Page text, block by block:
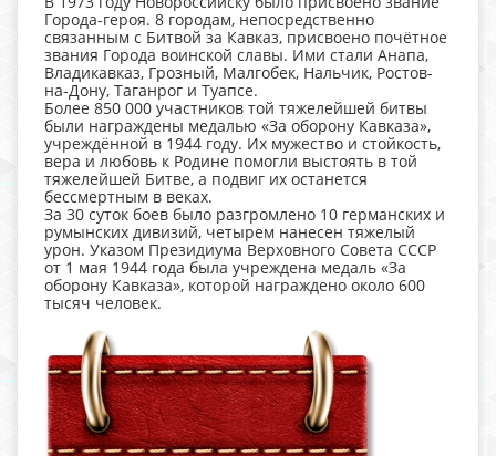
Города-героя. 8 городам, непосредственно
связанным с Битвой за Кавказ, присвоено почётное
звания Города воинской славы. Ими стали Анапа,
Владикавказ, Грозный, Малгобек, Нальчик, Ростов-
на-Дону, Таганрог и Туапсе.
Более 850 000 участников той тяжелейшей битвы
были награждены медалью «За оборону Кавказа»,
учреждённой в 1944 году. Их мужество и стойкость,
вера и любовь к Родине помогли выстоять в той
тяжелейшей Битве, а подвиг их останется
бессмертным в веках.
За 30 суток боев было разгромлено 10 германских и
румынских дивизий, четырем нанесен тяжелый
урон. Указом Президиума Верховного Совета СССР
от 1 мая 1944 года была учреждена медаль «За
оборону Кавказа», которой награждено около 600
тысяч человек.